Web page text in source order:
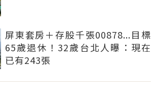
屏東套房＋存股千張00878...目標
65歲退休！32歲台北人曝：現在
已有243張